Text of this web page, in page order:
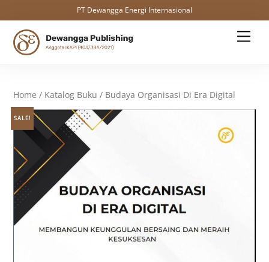
PT Dewangga Energi Internasional
content
Home / Katalog Buku / Budaya Organisasi Di Era Digital
SALE!